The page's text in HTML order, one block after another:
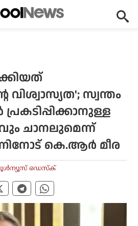
വിശ്വാസ്യത'; സ്വന്തം
ചാനലുമെന്ന്
കെ.ആര്‍ മീര
ഡെസ്‌ക്